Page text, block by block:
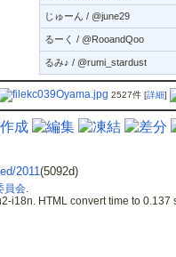
じゅーん / @june29
るーく / @RooandQoo
るみ♪ / @rumi_stardust
kc039Oyama.jpg 2527件 [詳細]
2011(5092d)
員会.
i18n. HTML convert time to 0.137